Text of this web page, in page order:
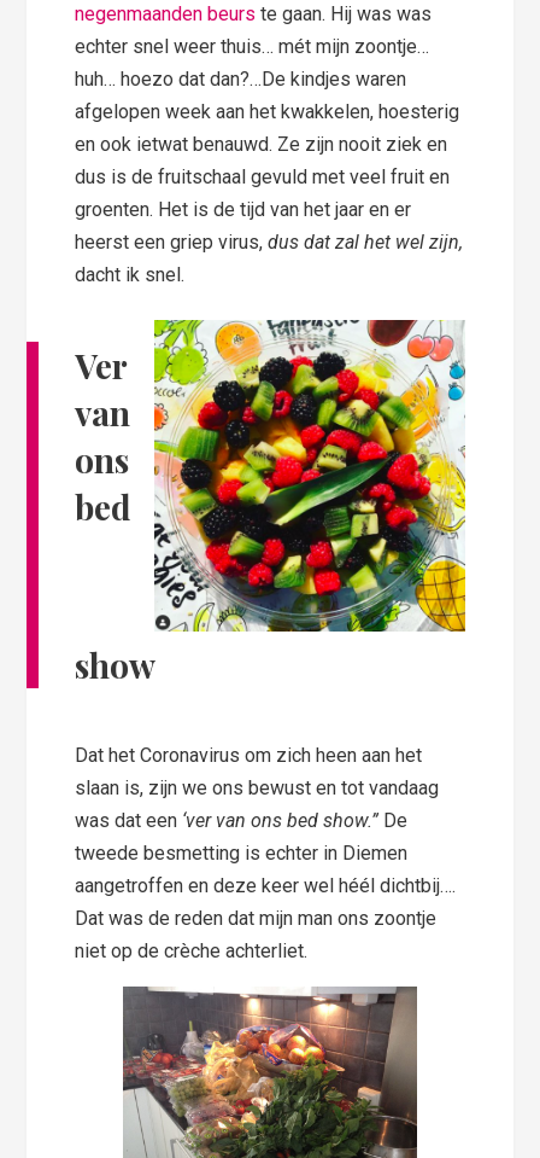
negenmaanden beurs te gaan. Hij was was
echter snel weer thuis… mét mijn zoontje…
huh… hoezo dat dan?…De kindjes waren
afgelopen week aan het kwakkelen, hoesterig
en ook ietwat benauwd. Ze zijn nooit ziek en
dus is de fruitschaal gevuld met veel fruit en
groenten. Het is de tijd van het jaar en er
heerst een griep virus,dus dat zal het wel zijn,
dacht ik snel.
Ver
van
ons
bed
show
Dat het Coronavirus om zich heen aan het
slaan is, zijn we ons bewust en tot vandaag
was dat een ‘ver van ons bed show.” De
tweede besmetting is echter in Diemen
aangetroffen en deze keer wel héél dichtbij….
Dat was de reden dat mijn man ons zoontje
niet op de crèche achterliet.